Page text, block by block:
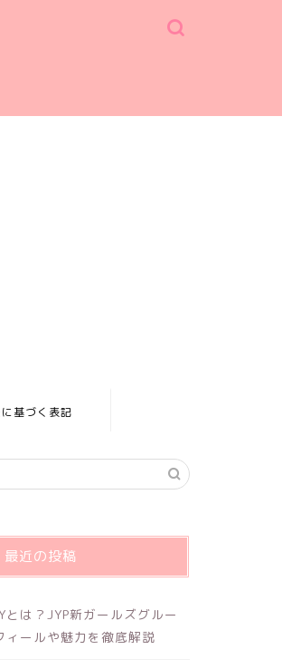
基づく表記
最近の投稿
とは？JYP新ガールズグルー
ィールや魅力を徹底解説